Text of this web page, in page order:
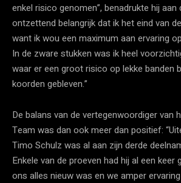
enkel risico genomen”, benadrukte hij aan
ontzettend belangrijk dat ik het eind van
want ik wou een maximum aan ervaring
In de zware stukken was ik heel
waar er een groot risico op lekke banden
koorden gebleven.”
De balans van de vertegenwoordiger van
Team was dan ook meer dan positief:
Timo Schulz was al aan zijn derde
Enkele van de proeven had hij al een keer
ons alles nieuw was en we amper